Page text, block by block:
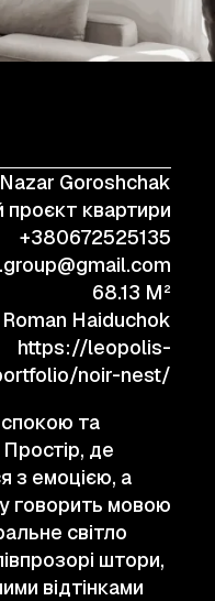
Studio
Nazar Goroshchak
квартири
+380672525135
68.13 M²
Roman Haiduchok
https://leopolis-
noir-nest/
та
Простір, де
з емоцією, а
говорить мовою
світло
штори,
відтінками